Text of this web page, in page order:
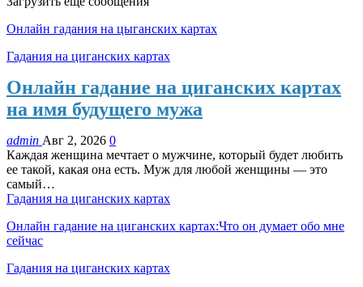
Онлайн гадания на цыганских картах
Гадания на циганских картах
Онлайн гадание на циганских картах
на имя будущего мужа
admin Авг 2, 2026 0
Каждая женщина мечтает о мужчине, который будет любить
ее такой, какая она есть. Муж для любой женщины — это
самый…
Гадания на циганских картах
Онлайн гадание на циганских картах:Что он думает обо мне
сейчас
Гадания на циганских картах